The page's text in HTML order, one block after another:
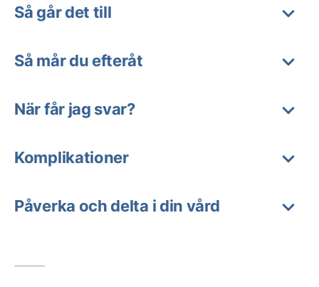
Så går det till
Så mår du efteråt
När får jag svar?
Komplikationer
Påverka och delta i din vård